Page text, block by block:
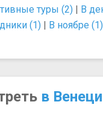
туры (2) | В
(1) | В ноябре (1)
в